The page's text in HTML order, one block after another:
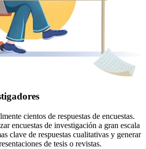
cientos de respuestas de encuestas.
encuestas de investigación a gran escala
clave de respuestas cualitativas y generar
de tesis o revistas.